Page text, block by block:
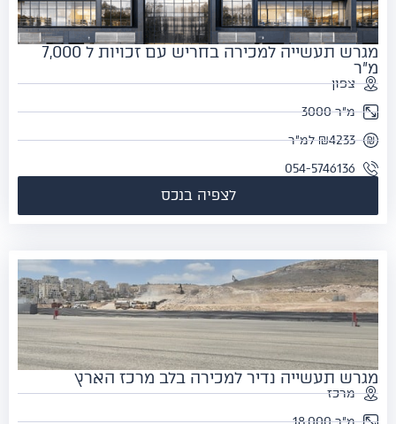
מגרש תעשייה למכירה בחריש עם זכויות ל 7,000
צפון
מ"ר 3000
₪4233 למ"ר
054-5746136
לצפיה בנכס
תעשייה נדיר למכירה בלב מרכז הארץ
מרכז